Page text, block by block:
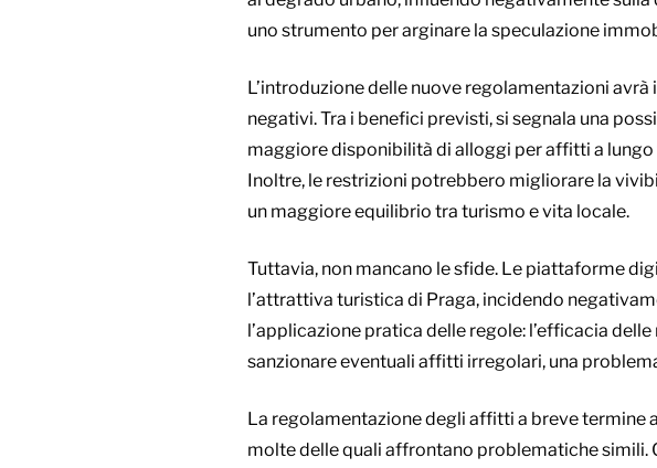
uno strumento per arginare la speculazione
L’introduzione delle nuove regolamentazioni
negativi. Tra i benefici previsti, si segnala una
maggiore disponibilità di alloggi per affitti a
Inoltre, le restrizioni potrebbero migliorare la
un maggiore equilibrio tra turismo e vita locale.
Tuttavia, non mancano le sfide. Le piattaforme
l’attrattiva turistica di Praga, incidendo
l’applicazione pratica delle regole: l’efficacia
sanzionare eventuali affitti irregolari, una
La regolamentazione degli affitti a breve termine
molte delle quali affrontano problematiche